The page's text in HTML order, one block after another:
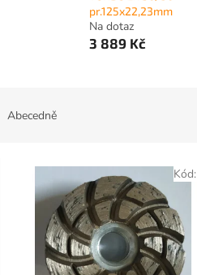
pr.125x22,23mm
Na dotaz
3 889 Kč
Abecedně
Kód: